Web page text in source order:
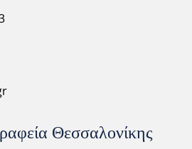
Θεσσαλονίκης